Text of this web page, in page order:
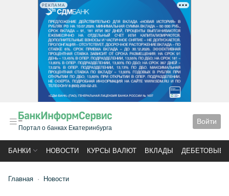
РЕКЛАМА
Портал о банках Екатеринбурга
Войти
БАНКИ НОВОСТИ КУРСЫ ВАЛЮТ ВКЛАДЫ ДЕБЕТОВЫЕ
Главная Новости